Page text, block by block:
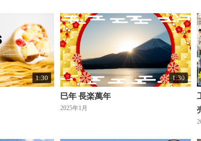
1:30 1:30
巳年 長楽萬年
2025年1月